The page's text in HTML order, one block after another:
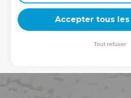
deviennent vos tremplins. Que vous
équipe, un groupe ou une famille,
Accepter tous
Tout refuser